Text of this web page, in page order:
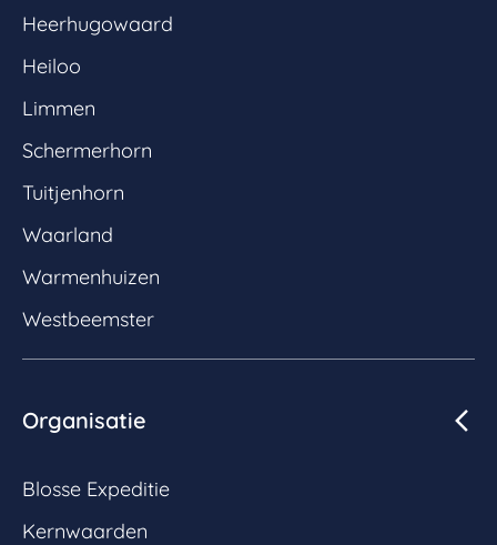
Heerhugowaard
Heiloo
Limmen
Schermerhorn
Tuitjenhorn
Waarland
Warmenhuizen
Westbeemster
Organisatie
Blosse Expeditie
Kernwaarden